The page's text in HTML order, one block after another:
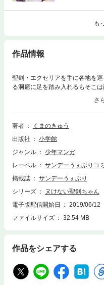
も
作品情報
聖剣・エクセリアを手に各地を
る洞窟に足を踏み入れるもそこ
タラたちの前に現れたものは
剣！！呪いに抗い、磨きヌけ
著者
くまのきゅう
出版社
小学館
ジャンル
少年マンガ
レーベル
サンデーうぇぶりコ
掲載誌
サンデーうぇぶり
シリーズ
ヌけない聖剣ちゃん
電子版配信開始日
2019/06/12
ファイルサイズ
32.54 MB
作品をシェアする